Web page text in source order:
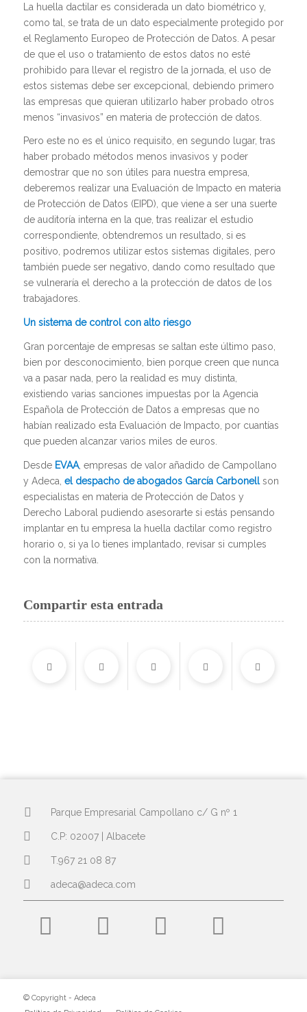
La huella dactilar es considerada un dato biométrico y,
como tal, se trata de un dato especialmente protegido por
el Reglamento Europeo de Protección de Datos. A pesar
de que el uso o tratamiento de estos datos no esté
prohibido para llevar el registro de la jornada, el uso de
estos sistemas debe ser excepcional, debiendo primero
las empresas que quieran utilizarlo haber probado otros
menos “invasivos” en materia de protección de datos.
Pero este no es el único requisito, en segundo lugar, tras
haber probado métodos menos invasivos y poder
demostrar que no son útiles para nuestra empresa,
deberemos realizar una Evaluación de Impacto en materia
de Protección de Datos (EIPD), que viene a ser una suerte
de auditoría interna en la que, tras realizar el estudio
correspondiente, obtendremos un resultado, si es
positivo, podremos utilizar estos sistemas digitales, pero
también puede ser negativo, dando como resultado que
se vulneraría el derecho a la protección de datos de los
trabajadores.
Un sistema de control con alto riesgo
Gran porcentaje de empresas se saltan este último paso,
bien por desconocimiento, bien porque creen que nunca
va a pasar nada, pero la realidad es muy distinta,
existiendo varias sanciones impuestas por la Agencia
Española de Protección de Datos a empresas que no
habían realizado esta Evaluación de Impacto, por cuantías
que pueden alcanzar varios miles de euros.
Desde EVAA, empresas de valor añadido de Campollano
y Adeca, el despacho de abogados García Carbonellson
especialistas en materia de Protección de Datos y
Derecho Laboral pudiendo asesorarte si estás pensando
implantar en tu empresa la huella dactilar como registro
horario o, si ya lo tienes implantado, revisar si cumples
con la normativa.
Compartir esta entrada
Parque Empresarial Campollano c/ G nº 1
C.P: 02007 | Albacete
T.967 21 08 87
adeca@adeca.com
© Copyright - Adeca